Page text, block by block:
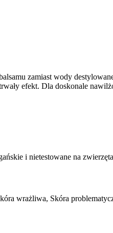
zamiast wody
efekt. Dla doskonale
i nietestowane na
wrażliwa, Skóra